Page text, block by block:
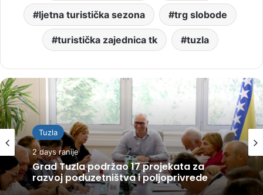
ljetna turistička sezona trg slobode
turistička zajednica tk tuzla
Tuzla
2 days ranije
Grad Tuzla podržao 17 projekata za
razvoj poduzetništva i poljoprivrede